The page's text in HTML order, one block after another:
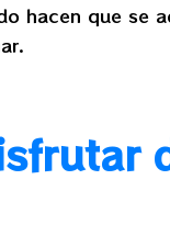
hacen que se